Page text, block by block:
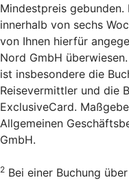
Mindestpreis
innerhalb von sechs
von Ihnen hierfür
Nord GmbH
ist insbesondere die
Reisevermittler und die
ExclusiveCard.
Allgemeinen
GmbH.
2 Bei einer Buchung